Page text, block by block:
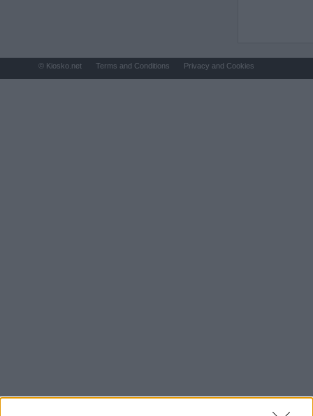
© Kiosko.net Terms and Conditions Privacy and Cookies